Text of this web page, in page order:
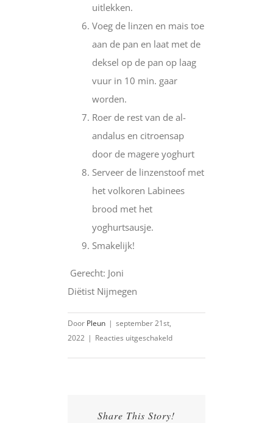
uitlekken.
Voeg de linzen en mais toe
aan de pan en laat met de
deksel op de pan op laag
vuur in 10 min. gaar
worden.
Roer de rest van de al-
andalus en citroensap
door de magere yoghurt
Serveer de linzenstoof met
het volkoren Labinees
brood met het
yoghurtsausje.
Smakelijk!
Gerecht: Joni
Diëtist Nijmegen
Door Pleun | september 21st,
2022 | Reacties uitgeschakeldvoor
en
Share This Story!